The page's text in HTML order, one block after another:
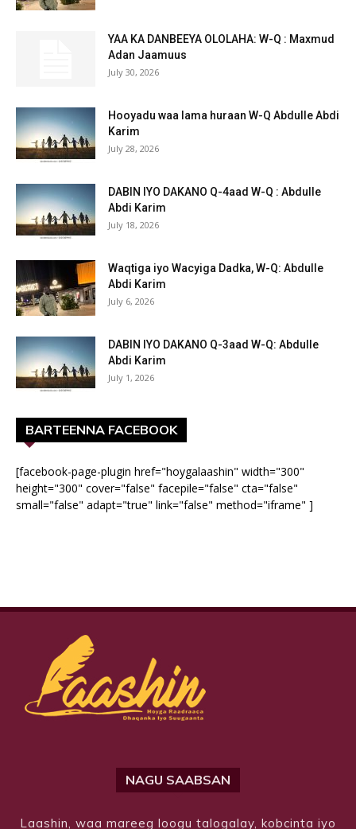
YAA KA DANBEEYA OLOLAHA: W-Q : Maxmud
Adan Jaamuus
July 30, 2026
Hooyadu waa lama huraan W-Q Abdulle Abdi
Karim
July 28, 2026
DABIN IYO DAKANO Q-4aad W-Q : Abdulle
Abdi Karim
July 18, 2026
Waqtiga iyo Wacyiga Dadka, W-Q: Abdulle
Abdi Karim
July 6, 2026
DABIN IYO DAKANO Q-3aad W-Q: Abdulle
Abdi Karim
July 1, 2026
BARTEENNA FACEBOOK
[facebook-page-plugin href="hoygalaashin" width="300"
height="300" cover="false" facepile="false" cta="false"
small="false" adapt="true" link="false" method="iframe" ]
NAGU SAABSAN
Laashin, waa mareeg loogu talogalay, kobcinta iyo